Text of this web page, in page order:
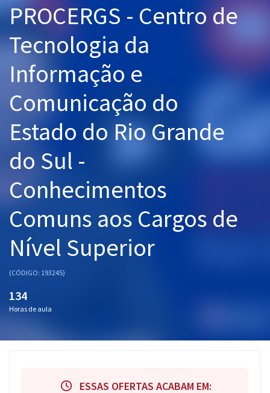
Cursos 20% OFF
Pós
Graduação
OAB
Questões grátis
Aprovados
PROCERGS - Centro de
Tecnologia da
Informação e
Comunicação do
Estado do Rio Grande
do Sul -
Conhecimentos
Comuns aos Cargos de
Nível Superior
(CÓDIGO: 193245)
134
Horas de aula
ESSAS OFERTAS ACABAM EM: